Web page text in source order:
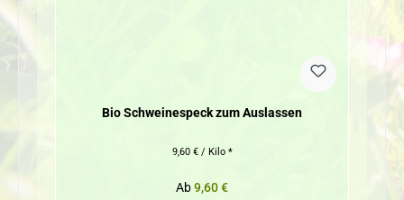
Bio Schweinespeck zum Auslassen
9,60 € / Kilo *
Regulärer Preis:
Ab9,60 €